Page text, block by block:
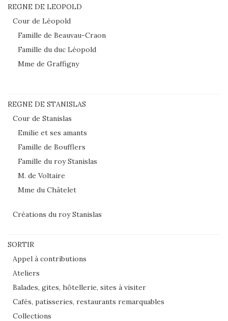
REGNE DE LEOPOLD
Cour de Léopold
Famille de Beauvau-Craon
Famille du duc Léopold
Mme de Graffigny
REGNE DE STANISLAS
Cour de Stanislas
Emilie et ses amants
Famille de Boufflers
Famille du roy Stanislas
M. de Voltaire
Mme du Châtelet
Créations du roy Stanislas
SORTIR
Appel à contributions
Ateliers
Balades, gites, hôtellerie, sites à visiter
Cafés, patisseries, restaurants remarquables
Collections